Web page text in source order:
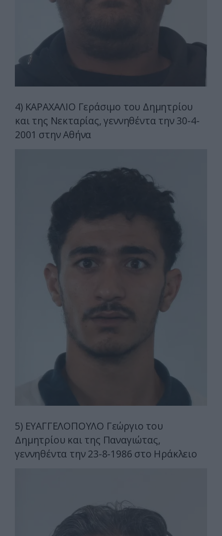
4) ΚΑΡΑΧΑΛΙΟ Γεράσιμο του Δημητρίου
και της Νεκταρίας, γεννηθέντα την 30-4-
2001 στην Αθήνα
5) ΕΥΑΓΓΕΛΟΠΟΥΛΟ Γεώργιο του
Δημητρίου και της Παναγιώτας,
γεννηθέντα την 23-8-1986 στο Ηράκλειο